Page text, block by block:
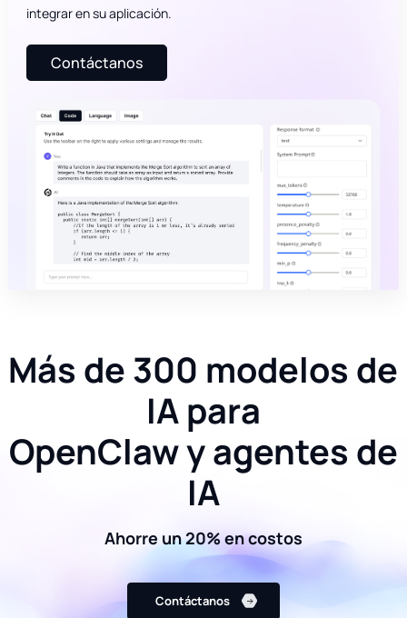
integrar en su aplicación.
Contáctanos
Más de 300 modelos de
IA para
OpenClaw y agentes de
IA
Ahorre un 20% en costos
Contáctanos